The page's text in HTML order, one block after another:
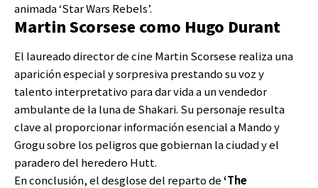
animada ‘Star Wars Rebels’.
Martin Scorsese como Hugo Durant
El laureado director de cine Martin Scorsese realiza una
aparición especial y sorpresiva prestando su voz y
talento interpretativo para dar vida a un vendedor
ambulante de la luna de Shakari. Su personaje resulta
clave al proporcionar información esencial a Mando y
Grogu sobre los peligros que gobiernan la ciudad y el
paradero del heredero Hutt.
En conclusión, el desglose del reparto de‘The